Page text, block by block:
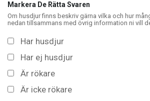
Markera De Rätta Svaren
Om husdjur finns beskriv gärna vilka och hur
nedan tillsammans med övrig information ni vill
Har husdjur
Har ej husdjur
Är rökare
Är icke rökare